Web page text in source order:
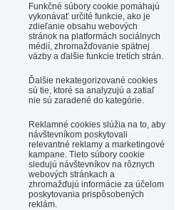
Funkčné súbory cookie pomáhajú
vykonávať určité funkcie, ako je
zdieľanie obsahu webových
stránok na platformách sociálnych
médií, zhromažďovanie spätnej
väzby a ďalšie funkcie tretích strán.
Ďalšie nekategorizované cookies
sú tie, ktoré sa analyzujú a zatiaľ
nie sú zaradené do kategórie.
Reklamné cookies slúžia na to, aby
návštevníkom poskytovali
relevantné reklamy a marketingové
kampane. Tieto súbory cookie
sledujú návštevníkov na rôznych
webových stránkach a
zhromažďujú informácie za účelom
poskytovania prispôsobených
reklám.